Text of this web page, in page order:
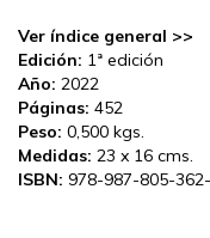
Ver índice general >>
Edición: 1ª edición
Año: 2022
Páginas: 452
Peso: 0,500 kgs.
Medidas: 23 x 16 cms.
ISBN: 978-987-805-